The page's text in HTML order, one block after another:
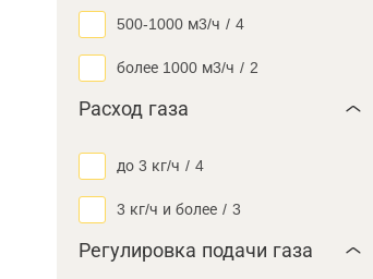
500-1000 м3/ч / 4
более 1000 м3/ч / 2
Расход газа
до 3 кг/ч / 4
3 кг/ч и более / 3
Регулировка подачи газа